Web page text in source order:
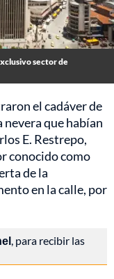
sector de
el cadáver de
nevera que habían
E. Restrepo,
conocido como
de la
en la calle, por
, para recibir las